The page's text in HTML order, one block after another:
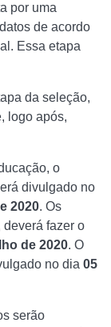
por uma
de acordo
Essa etapa
da seleção,
logo após,
o
divulgado no
2020. Os
fazer o
de 2020. O
no dia 05
serão